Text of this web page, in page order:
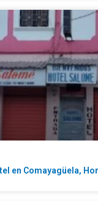
en Comayagüela,